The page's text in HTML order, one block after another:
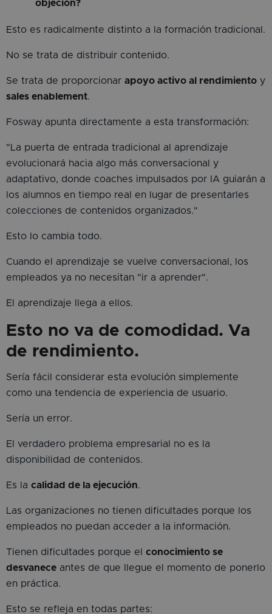
objeción?
Esto es radicalmente distinto a la formación tradicional.
No se trata de distribuir contenido.
Se trata de proporcionar apoyo activo al rendimiento y
sales enablement.
Fosway apunta directamente a esta transformación:
"La puerta de entrada tradicional al aprendizaje
evolucionará hacia algo más conversacional y
adaptativo, donde coaches impulsados por IA guiarán a
los alumnos en tiempo real en lugar de presentarles
colecciones de contenidos organizados."
Esto lo cambia todo.
Cuando el aprendizaje se vuelve conversacional, los
empleados ya no necesitan "ir a aprender".
El aprendizaje llega a ellos.
Esto no va de comodidad. Va
de rendimiento.
Sería fácil considerar esta evolución simplemente
como una tendencia de experiencia de usuario.
Sería un error.
El verdadero problema empresarial no es la
disponibilidad de contenidos.
Es la calidad de la ejecución.
Las organizaciones no tienen dificultades porque los
empleados no puedan acceder a la información.
Tienen dificultades porque el conocimiento se
desvanece antes de que llegue el momento de ponerlo
en práctica.
Esto se refleja en todas partes: